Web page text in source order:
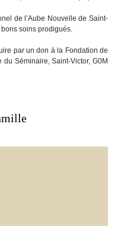
de l’Aube Nouvelle de Saint-
soins prodigués.
par un don à la Fondation de
du Séminaire, Saint-Victor, G0M